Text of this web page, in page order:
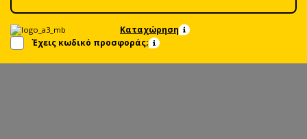
Έχεις κωδικό προσφοράς;
Καταχώρηση